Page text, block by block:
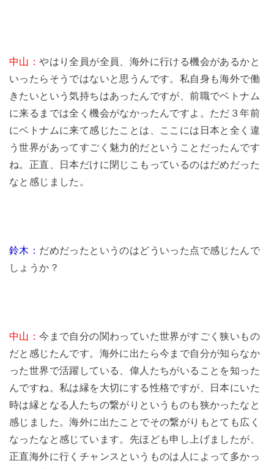
中山：やはり全員が全員、海外に行ける機会があるかと
いったらそうではないと思うんです。私自身も海外で働
きたいという気持ちはあったんですが、前職でベトナム
に来るまでは全く機会がなかったんですよ。ただ３年前
にベトナムに来て感じたことは、ここには日本と全く違
う世界があってすごく魅力的だということだったんです
ね。正直、日本だけに閉じこもっているのはだめだった
なと感じました。
鈴木： だめだったというのはどういった点で感じたんで
しょうか？
中山：今まで自分の関わっていた世界がすごく狭いもの
だと感じたんです。海外に出たら今まで自分が知らなか
った世界で活躍している、偉人たちがいることを知った
んですね。私は縁を大切にする性格ですが、日本にいた
時は縁となる人たちの繋がりというものも狭かったなと
感じました。海外に出たことでその繋がりもとても広く
なったなと感じています。先ほども申し上げましたが、
正直海外に行くチャンスというものは人によって多かっ